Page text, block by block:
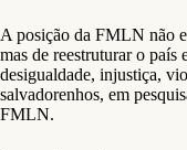
A posição da FMLN não
mas de reestruturar o país
desigualdade, injustiça,
salvadorenhos, em
FMLN.